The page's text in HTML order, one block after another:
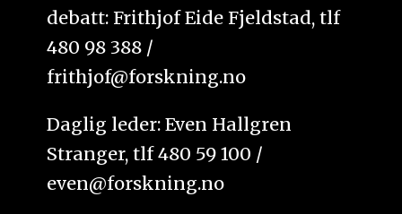
debatt: Frithjof Eide Fjeldstad, tlf
480 98 388 /
frithjof@forskning.no
Daglig leder: Even Hallgren
Stranger, tlf 480 59 100 /
even@forskning.no